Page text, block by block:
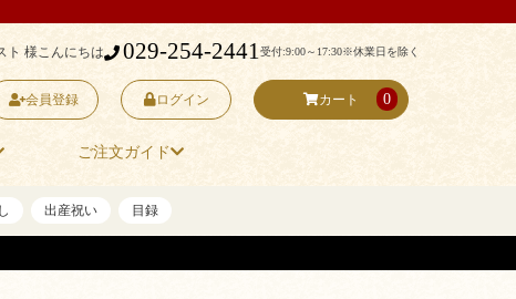
ト 様こんにちは 029-254-2441受付:9:00～17:30※休業日を除く
会員登録 ログイン カート 0
ご注文ガイド
出産祝い 目録